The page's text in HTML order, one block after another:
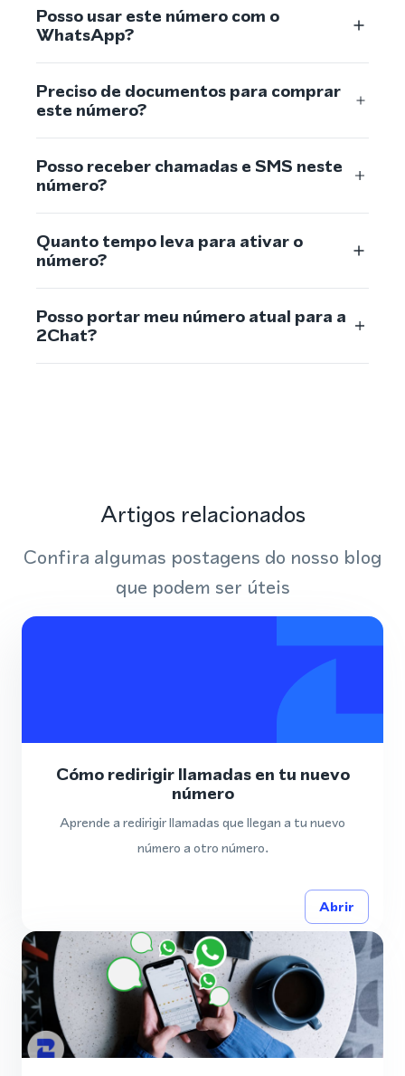
Posso usar este número com o
WhatsApp?
Preciso de documentos para comprar
este número?
Posso receber chamadas e SMS neste
número?
Quanto tempo leva para ativar o
número?
Posso portar meu número atual para a
2Chat?
Artigos relacionados
Confira algumas postagens do nosso blog
que podem ser úteis
Cómo redirigir llamadas en tu nuevo
número
Aprende a redirigir llamadas que llegan a tu nuevo
número a otro número.
Abrir